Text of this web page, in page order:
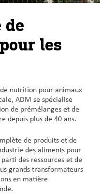
de
les
nutrition pour animaux
ADM se spécialise
de prémélanges et de
depuis plus de 40 ans.
de produits et de
des aliments pour
des ressources et de
grands transformateurs
en matière